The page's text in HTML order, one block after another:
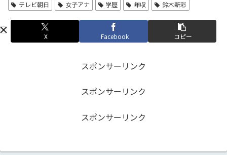
テレビ朝日 女子アナ 学歴 年収 鈴木新彩
X Facebook コピー
スポンサーリンク
スポンサーリンク
スポンサーリンク